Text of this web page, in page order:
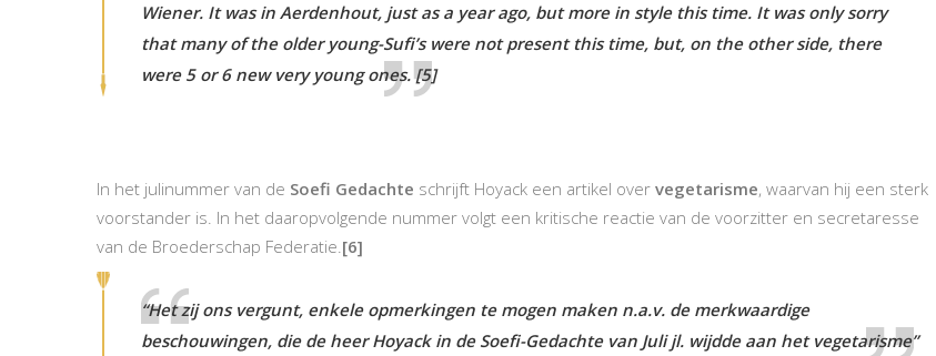
Wiener. It was in Aerdenhout, just as a year ago, but more in style this time. It was only sorry
that many of the older young-Sufi’s were not present this time, but, on the other side, there
were 5 or 6 new very young ones.[5]
In het julinummer van de Soefi Gedachte schrijft Hoyack een artikel over vegetarisme, waarvan hij een sterk
voorstander is. In het daaropvolgende nummer volgt een kritische reactie van de voorzitter en secretaresse
van de Broederschap Federatie.[6]
“Het zij ons vergunt, enkele opmerkingen te mogen maken n.a.v. de merkwaardige
beschouwingen, die de heer Hoyack in de Soefi-Gedachte van Juli jl. wijdde aan het vegetarisme”